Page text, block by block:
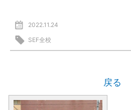
2022.11.24
SEF全校
戻る